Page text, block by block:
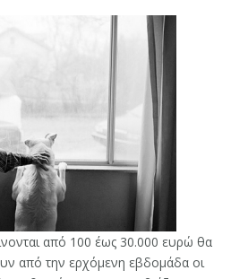
από 100 έως 30.000 ευρώ θα
από την ερχόμενη εβδομάδα οι